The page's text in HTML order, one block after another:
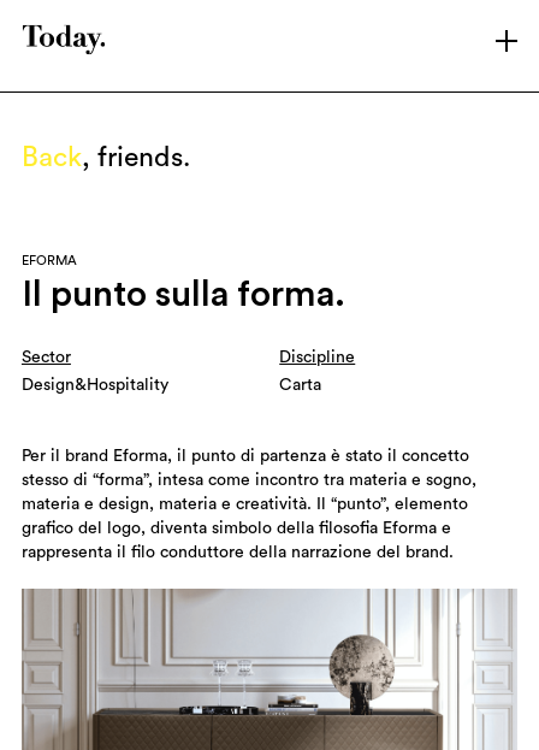
ARCHIVE
SHOWREEL
CONTACT
LINKEDIN
Back, friends.
EFORMA
Il punto sulla forma.
Sector
Design&Hospitality
Discipline
Carta
Per il brand Eforma, il punto di partenza è stato il concetto
stesso di “forma”, intesa come incontro tra materia e sogno,
materia e design, materia e creatività. Il “punto”, elemento
grafico del logo, diventa simbolo della filosofia Eforma e
rappresenta il filo conduttore della narrazione del brand.